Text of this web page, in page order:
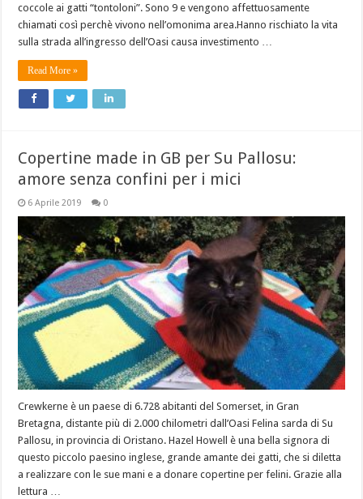
coccole ai gatti “tontoloni”. Sono 9 e vengono affettuosamente
chiamati così perchè vivono nell’omonima area.Hanno rischiato la vita
sulla strada all’ingresso dell’Oasi causa investimento …
Read More »
Copertine made in GB per Su Pallosu:
amore senza confini per i mici
6 Aprile 2019 0
Crewkerne è un paese di 6.728 abitanti del Somerset, in Gran
Bretagna, distante più di 2.000 chilometri dall’Oasi Felina sarda di Su
Pallosu, in provincia di Oristano. Hazel Howell è una bella signora di
questo piccolo paesino inglese, grande amante dei gatti, che si diletta
a realizzare con le sue mani e a donare copertine per felini. Grazie alla
lettura …